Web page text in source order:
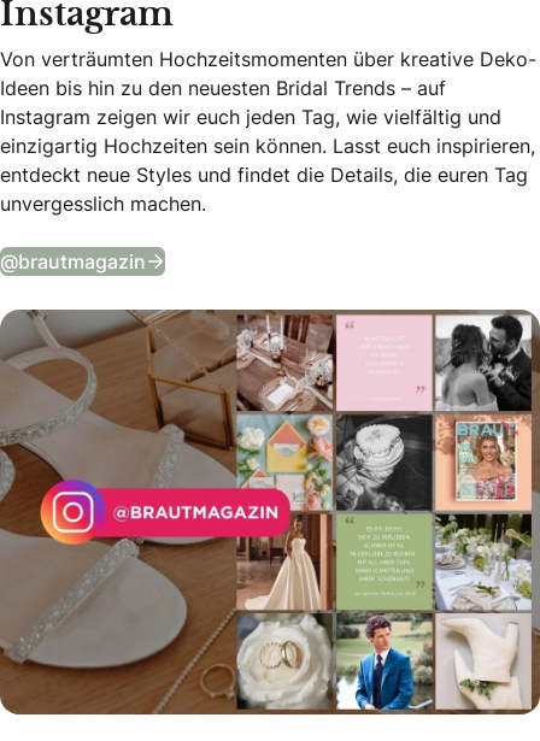
Instagram
Von verträumten Hochzeitsmomenten über kreative Deko-
Ideen bis hin zu den neuesten Bridal Trends – auf
Instagram zeigen wir euch jeden Tag, wie vielfältig und
einzigartig Hochzeiten sein können. Lasst euch inspirieren,
entdeckt neue Styles und findet die Details, die euren Tag
unvergesslich machen.
@brautmagazin Tägliche Wedding Vibes auf Instagram